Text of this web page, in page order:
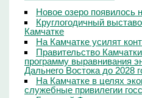
Новое озеро появилось
Круглогодичный
Камчатке
На Камчатке усилят
Правительство
программу выравнивания
Дальнего Востока до 2028
На Камчатке в целях
служебные привилегии